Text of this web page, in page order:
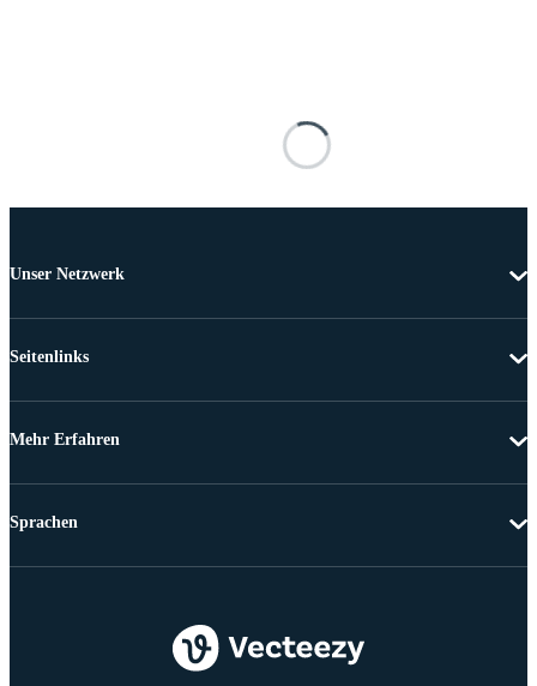
Unser Netzwerk
Seitenlinks
Mehr Erfahren
Sprachen